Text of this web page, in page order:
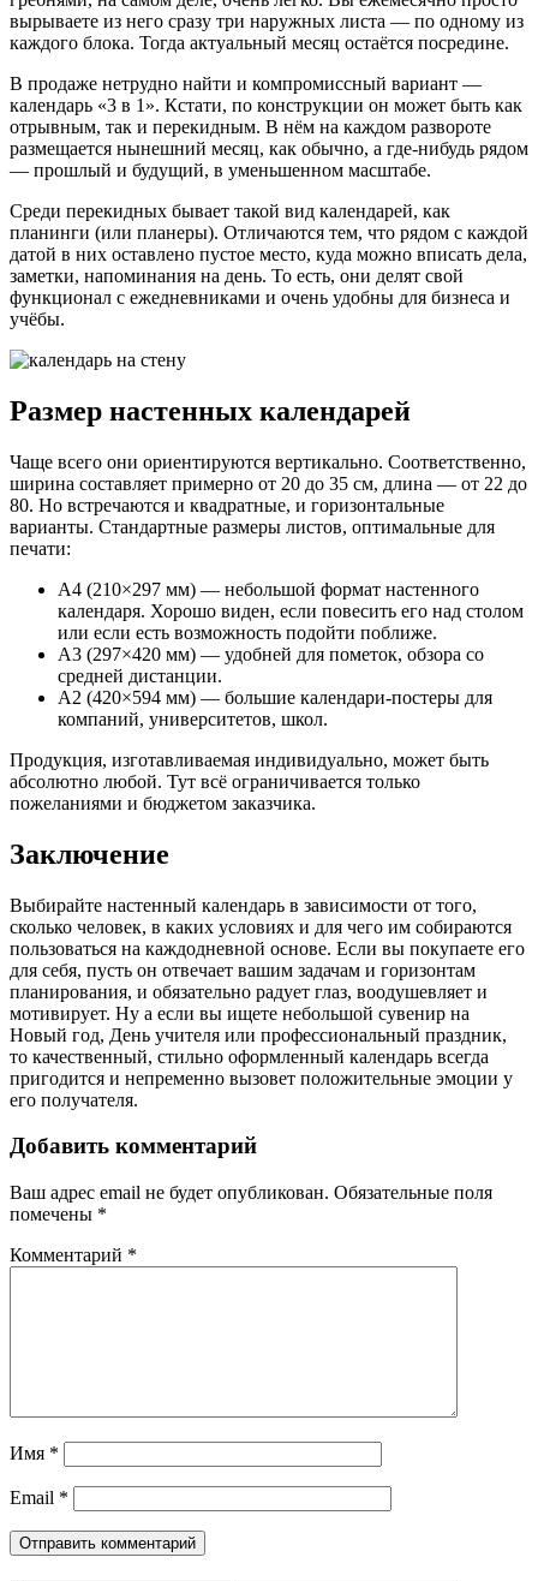
вырываете из него сразу три наружных листа ― по одному из
каждого блока. Тогда актуальный месяц остаётся посредине.
В продаже нетрудно найти и компромиссный вариант ―
календарь «3 в 1». Кстати, по конструкции он может быть как
отрывным, так и перекидным. В нём на каждом развороте
размещается нынешний месяц, как обычно, а где-нибудь рядом
― прошлый и будущий, в уменьшенном масштабе.
Среди перекидных бывает такой вид календарей, как
планинги (или планеры). Отличаются тем, что рядом с каждой
датой в них оставлено пустое место, куда можно вписать дела,
заметки, напоминания на день. То есть, они делят свой
функционал с ежедневниками и очень удобны для бизнеса и
учёбы.
Размер настенных календарей
Чаще всего они ориентируются вертикально. Соответственно,
ширина составляет примерно от 20 до 35 см, длина ― от 22 до
80. Но встречаются и квадратные, и горизонтальные
варианты. Стандартные размеры листов, оптимальные для
печати:
A4 (210×297 мм) — небольшой формат настенного
календаря. Хорошо виден, если повесить его над столом
или если есть возможность подойти поближе.
A3 (297×420 мм) — удобней для пометок, обзора со
средней дистанции.
A2 (420×594 мм) ― большие календари-постеры для
компаний, университетов, школ.
Продукция, изготавливаемая индивидуально, может быть
абсолютно любой. Тут всё ограничивается только
пожеланиями и бюджетом заказчика.
Заключение
Выбирайте настенный календарь в зависимости от того,
сколько человек, в каких условиях и для чего им собираются
пользоваться на каждодневной основе. Если вы покупаете его
для себя, пусть он отвечает вашим задачам и горизонтам
планирования, и обязательно радует глаз, воодушевляет и
мотивирует. Ну а если вы ищете небольшой сувенир на
Новый год, День учителя или профессиональный праздник,
то качественный, стильно оформленный календарь всегда
пригодится и непременно вызовет положительные эмоции у
его получателя.
Добавить комментарий
Ваш адрес email не будет опубликован. Обязательные поля
помечены *
Комментарий *
Имя *
Email *